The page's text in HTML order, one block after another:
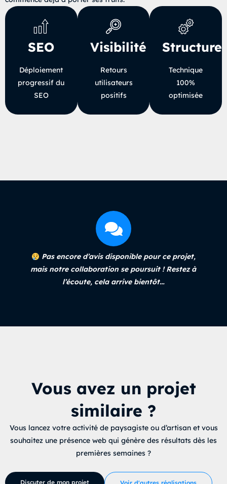
SEO
Déploiement
progressif du
SEO
Visibilité
Retours
utilisateurs
positifs
Structure
Technique
100%
optimisée
Pas encore d’avis disponible pour ce projet,
mais notre collaboration se poursuit ! Restez à
l’écoute, cela arrive bientôt…
Vous avez un projet
similaire ?
Vous lancez votre activité de paysagiste ou d’artisan et vous
souhaitez une présence web qui génère des résultats dès les
premières semaines ?
Discuter de mon projet